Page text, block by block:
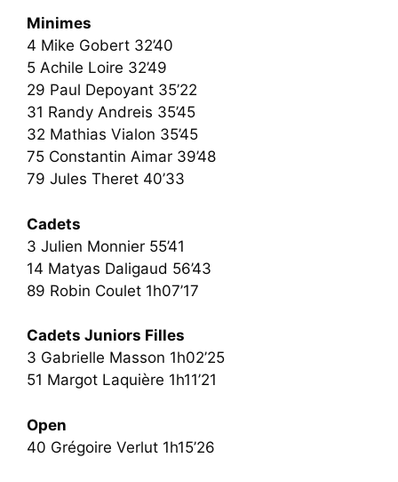
Minimes
4 Mike Gobert 32’40
5 Achile Loire 32’49
29 Paul Depoyant 35’22
31 Randy Andreis 35’45
32 Mathias Vialon 35’45
75 Constantin Aimar 39’48
79 Jules Theret 40’33
Cadets
3 Julien Monnier 55’41
14 Matyas Daligaud 56’43
89 Robin Coulet 1h07’17
Cadets Juniors Filles
3 Gabrielle Masson 1h02’25
51 Margot Laquière 1h11’21
Open
40 Grégoire Verlut 1h15’26